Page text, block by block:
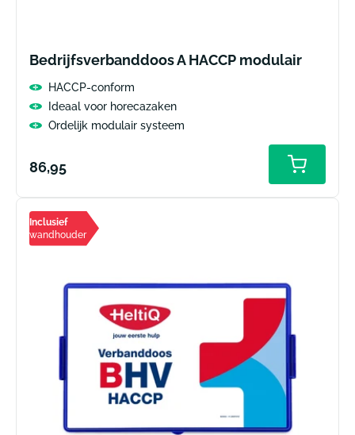
Bedrijfsverbanddoos A HACCP modulair
HACCP-conform
Ideaal voor horecazaken
Ordelijk modulair systeem
Normale
86,95
Inclusief
wandhouder